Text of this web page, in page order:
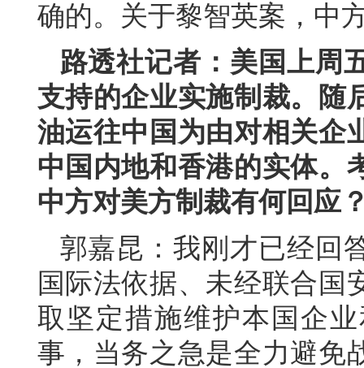
确的。关于黎智英案，中
路透社记者：美国上周
支持的企业实施制裁。随
油运往中国为由对相关企
中国内地和香港的实体。
中方对美方制裁有何回应
郭嘉昆：我刚才已经回
国际法依据、未经联合国
取坚定措施维护本国企
事，当务之急是全力避免